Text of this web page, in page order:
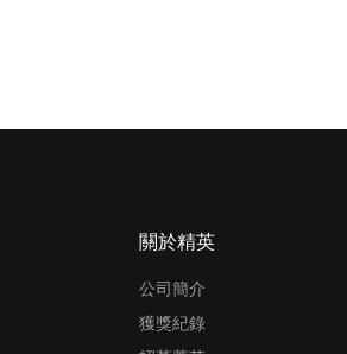
關於精英
公司簡介
獲獎紀錄